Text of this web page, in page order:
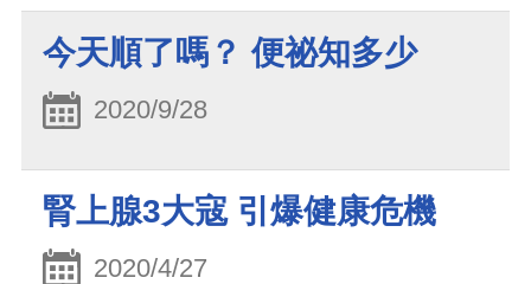
今天順了嗎？ 便祕知多少
2020/9/28
腎上腺3大寇 引爆健康危機
2020/4/27